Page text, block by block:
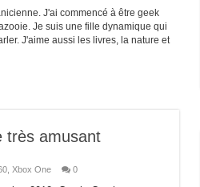
J'ai commencé à être geek
Je suis une fille dynamique qui
J'aime aussi les livres, la nature et
très amusant
, Xbox One 0